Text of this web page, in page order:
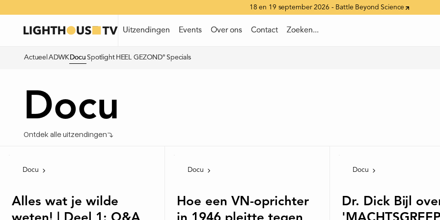
18 en 19 september 2026 - Battle Beyond Science
Uitzendingen
Uitzendingen Events
Events Over ons
Over ons Contact
Contact Zoeken...
Zoeken...
Actueel
Actueel ADWK
ADWK Docu
Docu Spotlight
Spotlight HEEL GEZOND°
HEEL GEZOND° Specials
Specials
Docu
Ontdek alle uitzendingen
Docu
Alles wat je wilde
Docu
Hoe een VN-oprichter
Docu
Dr. Dick Bijl